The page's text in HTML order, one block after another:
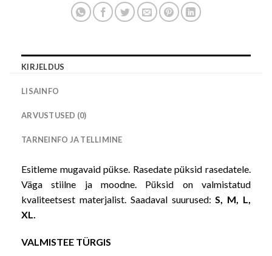
KIRJELDUS
LISAINFO
ARVUSTUSED (0)
TARNEINFO JA TELLIMINE
Esitleme mugavaid pükse. Rasedate püksid rasedatele.
Väga stiilne ja moodne. Püksid on valmistatud
kvaliteetsest materjalist. Saadaval suurused: S, M, L,
XL.
VALMISTEE TÜRGIS